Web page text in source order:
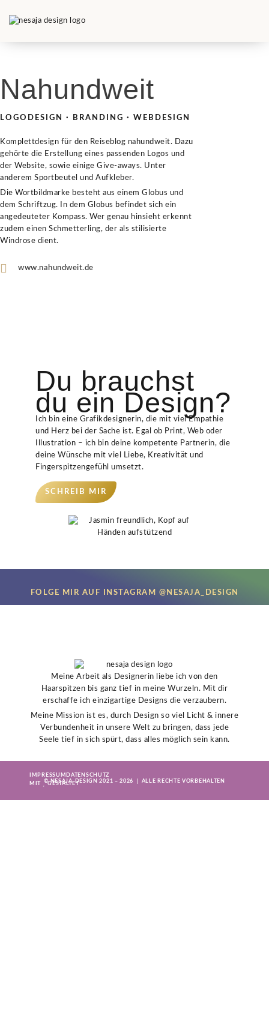
Nahundweit
LOGODESIGN · BRANDING · WEBDESIGN
Komplettdesign für den Reiseblog nahundweit. Dazu
gehörte die Erstellung eines passenden Logos und
der Website, sowie einige Give-aways. Unter
anderem Sportbeutel und Aufkleber.
Die Wortbildmarke besteht aus einem Globus und
dem Schriftzug. In dem Globus befindet sich ein
angedeuteter Kompass. Wer genau hinsieht erkennt
zudem einen Schmetterling, der als stilisierte
Windrose dient.
www.nahundweit.de
Du brauchst
du ein Design?
Ich bin eine Grafikdesignerin, die mit viel Empathie
und Herz bei der Sache ist. Egal ob Print, Web oder
Illustration – ich bin deine kompetente Partnerin, die
deine Wünsche mit viel Liebe, Kreativität und
Fingerspitzengefühl umsetzt.
SCHREIB MIR
FOLGE MIR AUF INSTAGRAM @NESAJA_DESIGN
Meine Arbeit als Designerin liebe ich von den
Haarspitzen bis ganz tief in meine Wurzeln. Mit dir
erschaffe ich einzigartige Designs die verzaubern.
Meine Mission ist es, durch Design so viel Licht & innere
Verbundenheit in unsere Welt zu bringen, dass jede
Seele tief in sich spürt, dass alles möglich sein kann.
IMPRESSUM DATENSCHUTZ
© NESAJA-DESIGN 2021 – 2026 | ALLE RECHTE VORBEHALTEN
MIT GESTALTET